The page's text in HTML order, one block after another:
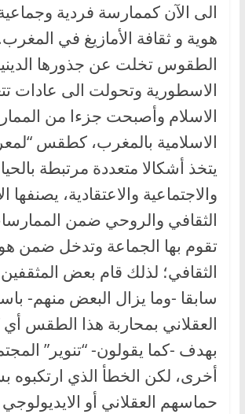
الى الآن كممارسة فردية
هوية و ثقافة الأمازيغ في
الطقوس تخلت عن جذورها
الاسطورية وتحولت الى عادات
الاسلام وأصبحت جزءا من
الاسلامية بالمغرب، كطقس
يتخذ أشكالا متعددة مرتبطة
والاجتماعية والاعتقادية، يصنفها
الثقافي والروحي ضمن
تقوم بها الجماعة وتدخل ضمن
الثقافي؛ لذلك قام بعض المثقفين
سابقا -وما يزال البعض منهم-
العقلاني بمحاربة هذا الطقس
بهدف -كما يقولون- “تنوير”
أخرى، لكن الخطأ الذي ارتكبوه
حماسهم العقلاني أو الايديولوجي